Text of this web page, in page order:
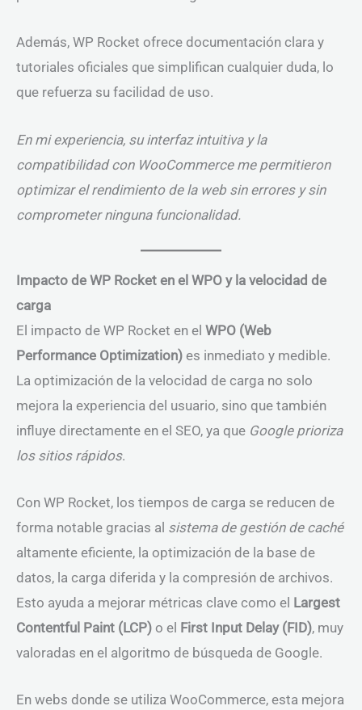
Además, WP Rocket ofrece documentación clara y
tutoriales oficiales que simplifican cualquier duda, lo
que refuerza su facilidad de uso.
En mi experiencia, su interfaz intuitiva y la
compatibilidad con WooCommerce me permitieron
optimizar el rendimiento de la web sin errores y sin
comprometer ninguna funcionalidad.
Impacto de WP Rocket en el WPO y la velocidad de
carga
El impacto de WP Rocket en el WPO (Web
Performance Optimization) es inmediato y medible.
La optimización de la velocidad de carga no solo
mejora la experiencia del usuario, sino que también
influye directamente en el SEO, ya que Google prioriza
los sitios rápidos.
Con WP Rocket, los tiempos de carga se reducen de
forma notable gracias al sistema de gestión de caché
altamente eficiente, la optimización de la base de
datos, la carga diferida y la compresión de archivos.
Esto ayuda a mejorar métricas clave como el Largest
Contentful Paint (LCP) o el First Input Delay (FID), muy
valoradas en el algoritmo de búsqueda de Google.
En webs donde se utiliza WooCommerce, esta mejora